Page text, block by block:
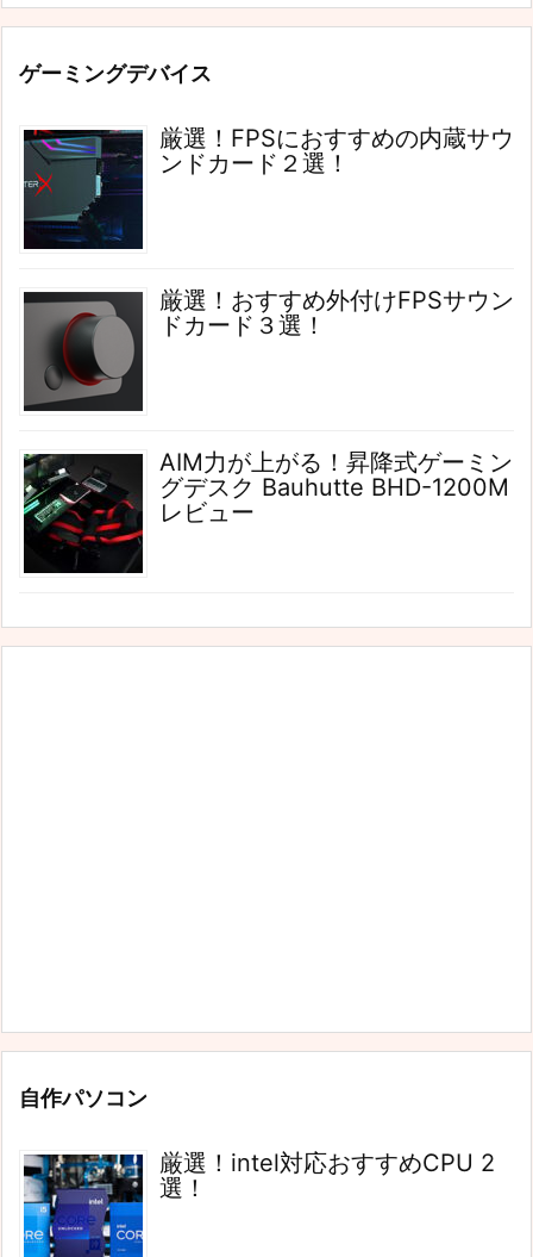
ゲーミングデバイス
厳選！FPSにおすすめの内蔵サウ
ンドカード２選！
厳選！おすすめ外付けFPSサウン
ドカード３選！
AIM力が上がる！昇降式ゲーミン
グデスク Bauhutte BHD-1200M
レビュー
自作パソコン
厳選！intel対応おすすめCPU 2
選！